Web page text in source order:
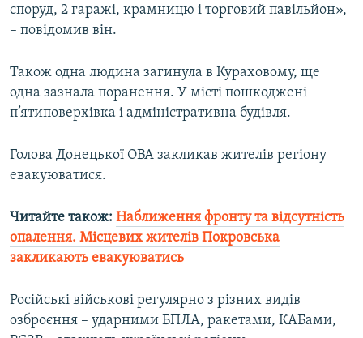
споруд, 2 гаражі, крамницю і торговий павільйон»,
– повідомив він.
Також одна людина загинула в Кураховому, ще
одна зазнала поранення. У місті пошкоджені
п’ятиповерхівка і адміністративна будівля.
Голова Донецької ОВА закликав жителів регіону
евакуюватися.
Читайте також: Наближення фронту та відсутність
опалення. Місцевих жителів Покровська
закликають евакуюватись
Російські військові регулярно з різних видів
озброєння – ударними БПЛА, ракетами, КАБами,